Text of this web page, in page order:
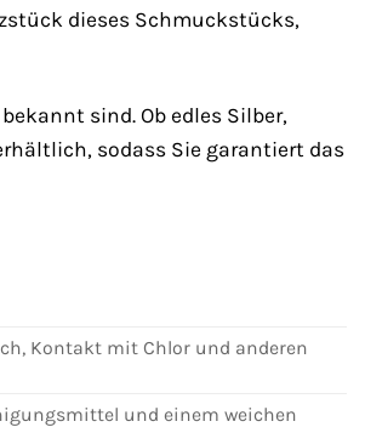
dieses Schmuckstücks,
sind. Ob edles Silber,
sodass Sie garantiert das
Kontakt mit Chlor und anderen
und einem weichen